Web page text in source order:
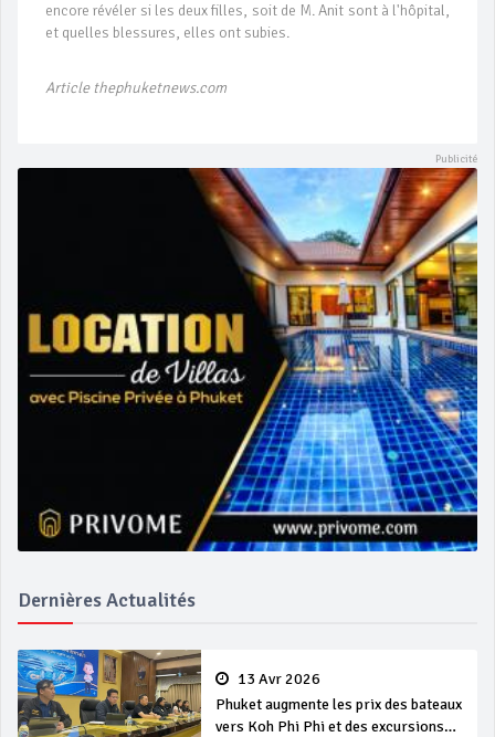
encore révéler si les deux filles, soit de M. Anit sont à l'hôpital,
et quelles blessures, elles ont subies.
Article thephuketnews.com
Dernières Actualités
13 Avr 2026
Phuket augmente les prix des bateaux
vers Koh Phi Phi et des excursions